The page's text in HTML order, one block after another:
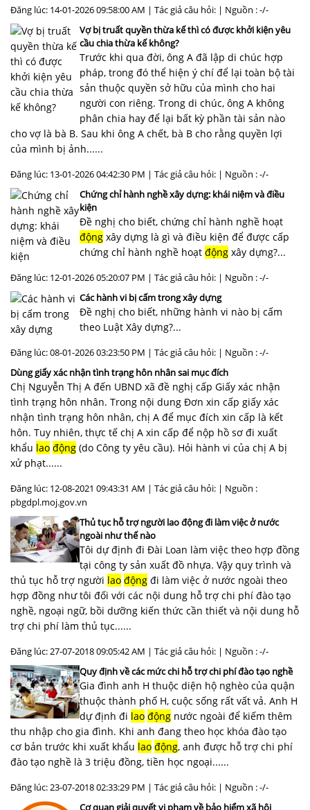
Đăng lúc: 14-01-2026 09:58:00 AM | Tác giả câu hỏi: | Nguồn : -/-
Vợ bị truất quyền thừa kế thì có được khởi kiện yêu
cầu chia thừa kế không?
Trước khi qua đời, ông A đã lập di chúc hợp
pháp, trong đó thể hiện ý chí để lại toàn bộ tài
sản thuộc quyền sở hữu của mình cho hai
người con riêng. Trong di chúc, ông A không
phân chia hay để lại bất kỳ phần tài sản nào
cho vợ là bà B. Sau khi ông A chết, bà B cho rằng quyền lợi
của mình bị ảnh......
Đăng lúc: 13-01-2026 04:42:30 PM | Tác giả câu hỏi: | Nguồn : -/-
Chứng chỉ hành nghề xây dựng: khái niệm và điều
kiện
Đề nghị cho biết, chứng chỉ hành nghề hoạt
động xây dựng là gì và điều kiện để được cấp
chứng chỉ hành nghề hoạt động xây dựng?...
Đăng lúc: 12-01-2026 05:20:07 PM | Tác giả câu hỏi: | Nguồn : -/-
Các hành vi bị cấm trong xây dựng
Đề nghị cho biết, những hành vi nào bị cấm
theo Luật Xây dựng?...
Đăng lúc: 08-01-2026 03:23:50 PM | Tác giả câu hỏi: | Nguồn : -/-
Dùng giấy xác nhận tình trạng hôn nhân sai mục đích
Chị Nguyễn Thị A đến UBND xã đề nghị cấp Giấy xác nhận
tình trạng hôn nhân. Trong nội dung Đơn xin cấp giấy xác
nhận tình trạng hôn nhân, chị A để mục đích xin cấp là kết
hôn. Tuy nhiên, thực tế chị A xin cấp để nộp hồ sơ đi xuất
khẩu lao động (do Công ty yêu cầu). Hỏi hành vi của chị A bị
xử phạt......
Đăng lúc: 12-08-2021 09:43:31 AM | Tác giả câu hỏi: | Nguồn :
pbgdpl.moj.gov.vn
Thủ tục hỗ trợ người lao động đi làm việc ở nước
ngoài như thế nào
Tôi dự định đi Đài Loan làm việc theo hợp đồng
tại công ty sản xuất đồ nhựa. Vậy quy trình và
thủ tục hỗ trợ người lao động đi làm việc ở nước ngoài theo
hợp đồng như tôi đối với các nội dung hỗ trợ chi phí đào tạo
nghề, ngoại ngữ, bồi dưỡng kiến thức cần thiết và nội dung hỗ
trợ chi phí làm thủ tục......
Đăng lúc: 27-07-2018 09:05:42 AM | Tác giả câu hỏi: | Nguồn : -/-
Quy định về các mức chi hỗ trợ chi phí đào tạo nghề
Gia đình anh H thuộc diện hộ nghèo của quận
thuộc thành phố H, cuộc sống rất vất vả. Anh H
dự định đi lao động nước ngoài để kiếm thêm
thu nhập cho gia đình. Khi anh đang theo học khóa đào tạo
cơ bản trước khi xuất khẩu lao động, anh được hỗ trợ chi phí
đào tạo nghề là 3 triệu đồng, tiền học ngoại......
Đăng lúc: 23-07-2018 02:33:29 PM | Tác giả câu hỏi: | Nguồn : -/-
Cơ quan giải quyết vi phạm về bảo hiểm xã hội